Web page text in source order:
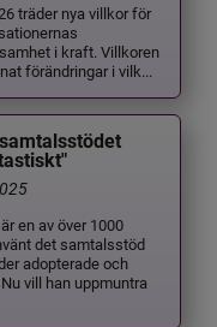
träder nya villkor för
i kraft. Villkoren
förändringar i vilk...
en av över 1000
det samtalsstöd
adopterade och
vill han uppmuntra